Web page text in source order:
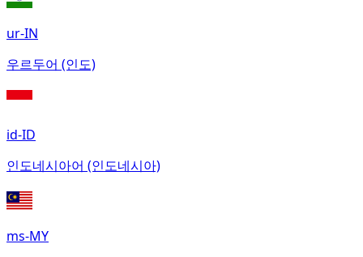
ur-IN
우르두어 (인도)
id-ID
인도네시아어 (인도네시아)
ms-MY